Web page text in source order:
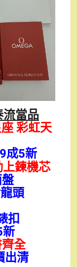
流當品
彩虹天
成5新
上鍊機芯
頭
扣
全
出清